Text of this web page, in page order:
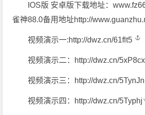
IOS版 安卓版下载地址：
雀神88.0备用地址http://
视频演示一:http://dwz.cn/61flt5
视频演示二： http://dwz.cn/5xP8cx
视频演示三： http://dwz.cn/5TynJn
视频演示四： http://dwz.cn/5Typhj